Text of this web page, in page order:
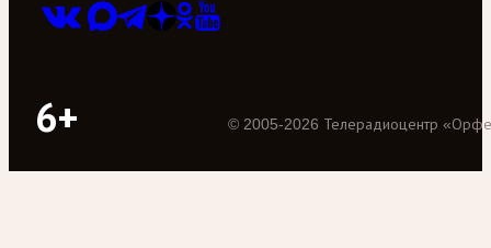
6+ © 2005-2026 Телерадиоцентр